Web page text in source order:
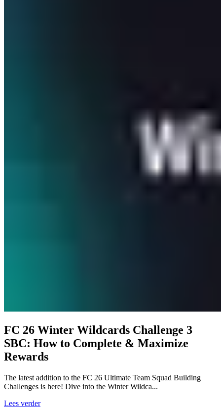
FC 26 Winter Wildcards Challenge 3
SBC: How to Complete & Maximize
Rewards
The latest addition to the FC 26 Ultimate Team Squad Building
Challenges is here! Dive into the Winter Wildca...
Lees verder